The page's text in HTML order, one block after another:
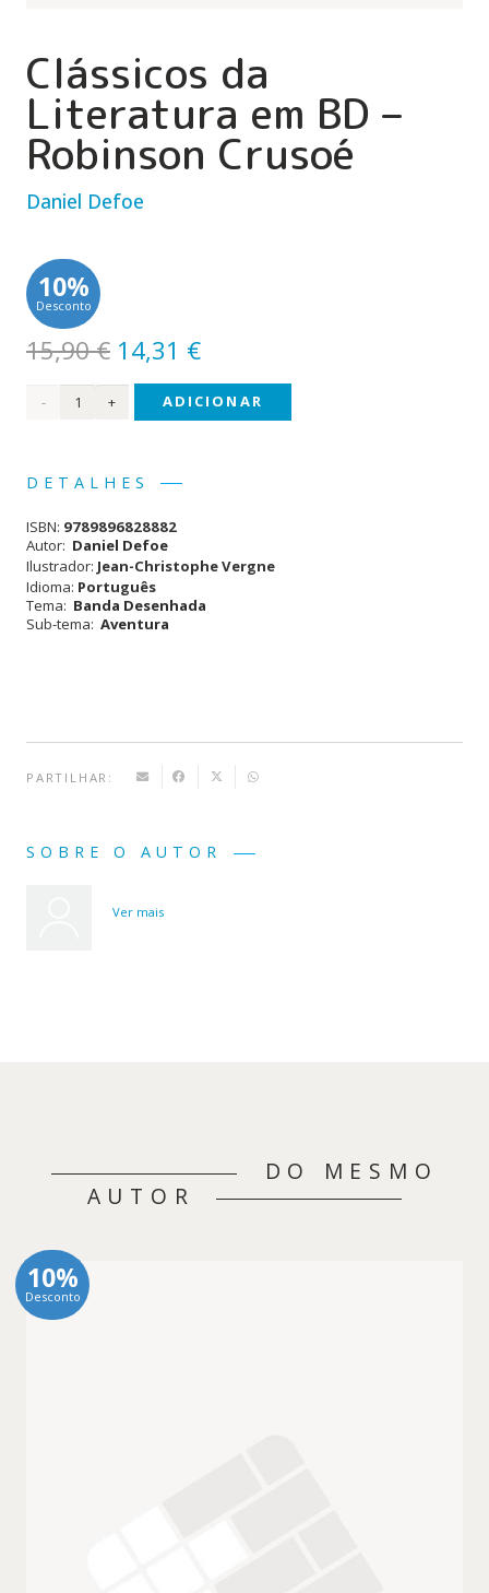
Clássicos da
Literatura em BD –
Robinson Crusoé
Daniel Defoe
10%
Desconto
15,90€ O
preço
original
15,90 €.
14,31 €O
preço
atual
Quantidade
Literatura
em
BD -
ADICIONAR
DETALHES
ISBN: 9789896828882
Autor: Daniel Defoe
Ilustrador: Jean-Christophe Vergne
Idioma: Português
Tema: Banda Desenhada
Sub-tema: Aventura
PARTILHAR:
SOBRE O AUTOR
Ver mais
DO MESMO
AUTOR
10%
Desconto